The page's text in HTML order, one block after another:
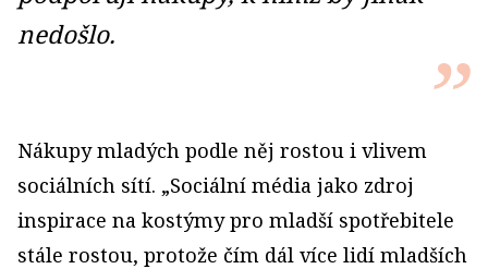
nedošlo.
Nákupy mladých podle něj rostou i vlivem
sociálních sítí. „Sociální média jako zdroj
inspirace na kostýmy pro mladší spotřebitele
stále rostou, protože čím dál více lidí mladších